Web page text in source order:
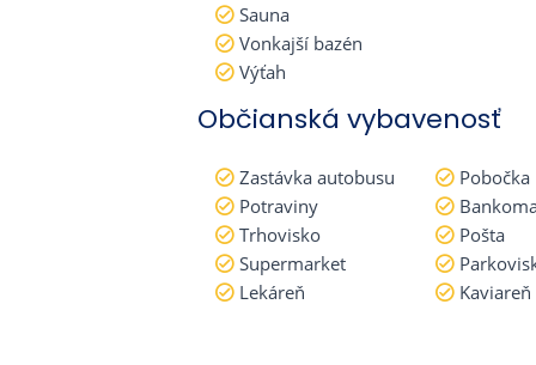
Sauna
Vonkajší bazén
Výťah
Občianská vybavenosť
Zastávka autobusu
Potraviny
Trhovisko
Supermarket
Lekáreň
Pošta
Kaviareň